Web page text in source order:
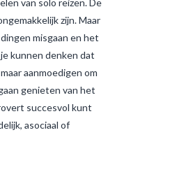
muggenbeten en
tijgermuggenbeten? Welke
strategieën zijn er gepland om
tijgermuggen uit te roeien?
in-frankrijk wonen-vendee
van solo reizen. De
zijn. Maar
misgaan en het
kunnen denken dat
aanmoedigen om
genieten van het
succesvol kunt
asociaal of